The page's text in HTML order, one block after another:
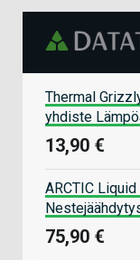
Thermal
yhdiste
13,90 €
ARCTIC
75,90 €